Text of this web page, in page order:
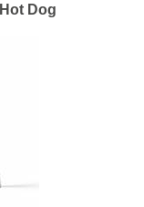
Dog